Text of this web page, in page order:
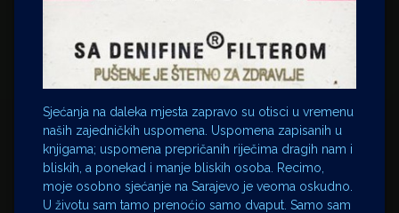
Sjećanja na daleka mjesta zapravo su otisci u vremenu
naših zajedničkih uspomena. Uspomena zapisanih u
knjigama; uspomena prepričanih riječima dragih nam i
bliskih, a ponekad i manje bliskih osoba. Recimo,
moje osobno sjećanje na Sarajevo je veoma oskudno.
U životu sam tamo prenoćio samo dvaput. Samo sam